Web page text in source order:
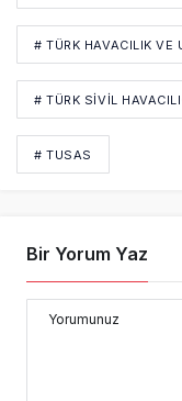
# TÜRK HAVACILIK VE
# TÜRK SİVİL
# TUSAS
Bir Yorum Yaz
Yorumunuz